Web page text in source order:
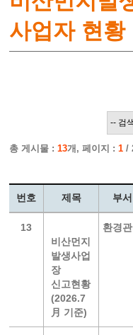
사업자 현황
총 게시물 :13개, 페이지 :1 /
번호 제목 부
13
비산먼지
발생사업
장
신고현황
(2026.7
月 기준)
환경